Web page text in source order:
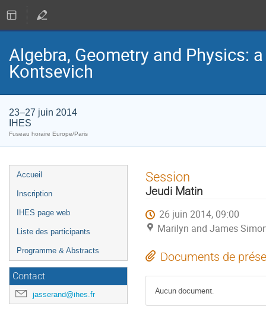
Algebra, Geometry and Physics:
Kontsevich
23–27 juin 2014
IHES
Fuseau horaire Europe/Paris
Menu
de
Accueil
Inscription
IHES page web
Liste des participants
Programme & Abstracts
Contact
jasserand@ihes.fr
Session
Jeudi Matin
26 juin 2014, 09:00
Marilyn and James
Documents de
Aucun document.